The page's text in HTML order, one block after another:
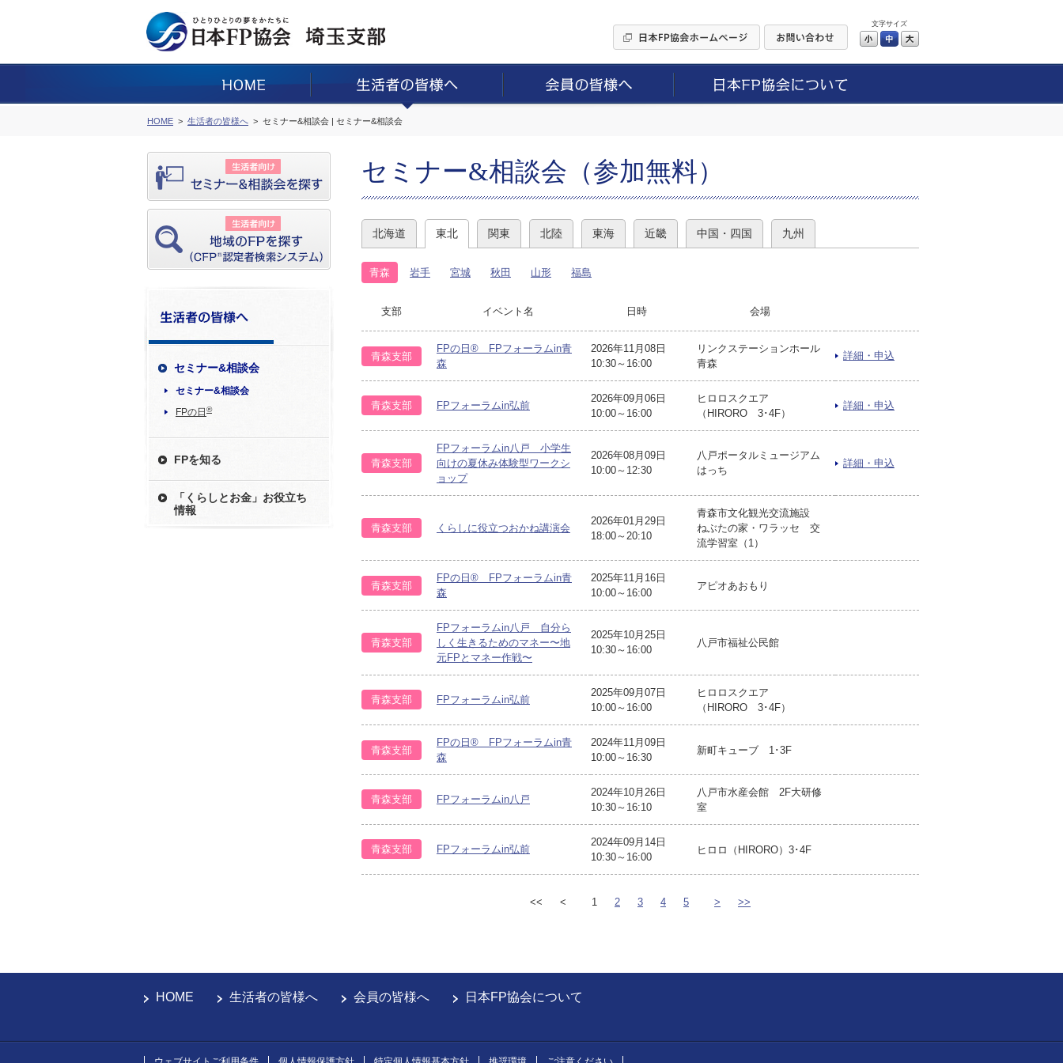
文字サイズ
小 中
HOME 生活者の皆様へ セミナー&相談会 | セミナー&相談会
セミナー&相談会
セミナー&相談会
FPの日 ®
FPを知る
「くらしとお金」お役立ち
情報
セミナー&相談会（参加無料）
北海道 東北 関東 北陸 東海 近畿 中国・四国 九州
青森 岩手 宮城 秋田 山形 福島
支部 イベント名 日時 会場
青森支部
FPの日® FPフォーラムin青
森
2026年11月08日
10:30～16:00
リンクステーションホール
青森
詳細・申込
青森支部 FPフォーラムin弘前
2026年09月06日
10:00～16:00
ヒロロスクエア
（HIRORO 3･4F）
詳細・申込
青森支部
FPフォーラムin八戸 小学生
向けの夏休み体験型ワークシ
ョップ
2026年08月09日
10:00～12:30
八戸ポータルミュージアム
はっち
詳細・申込
青森支部 くらしに役立つおかね講演会
2026年01月29日
18:00～20:10
青森市文化観光交流施設
ねぶたの家・ワラッセ 交
流学習室（1）
青森支部
FPの日® FPフォーラムin青
森
2025年11月16日
10:00～16:00
アピオあおもり
青森支部
FPフォーラムin八戸 自分ら
しく生きるためのマネー〜地
元FPとマネー作戦〜
2025年10月25日
10:30～16:00
八戸市福祉公民館
青森支部 FPフォーラムin弘前
2025年09月07日
10:00～16:00
ヒロロスクエア
（HIRORO 3･4F）
青森支部
FPの日® FPフォーラムin青
森
2024年11月09日
10:00～16:30
新町キューブ 1･3F
青森支部 FPフォーラムin八戸
2024年10月26日
10:30～16:10
八戸市水産会館 2F大研修
室
青森支部 FPフォーラムin弘前
2024年09月14日
10:30～16:00
ヒロロ（HIRORO）3･4F
<< < 1 2 3 4 5 > >>
HOME 生活者の皆様へ 会員の皆様へ 日本FP協会について